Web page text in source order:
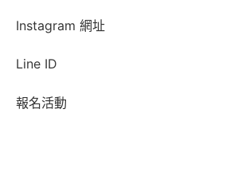
Instagram 網址
Line ID
報名活動